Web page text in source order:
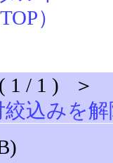
1 / 1 ) ＞
絞込みを